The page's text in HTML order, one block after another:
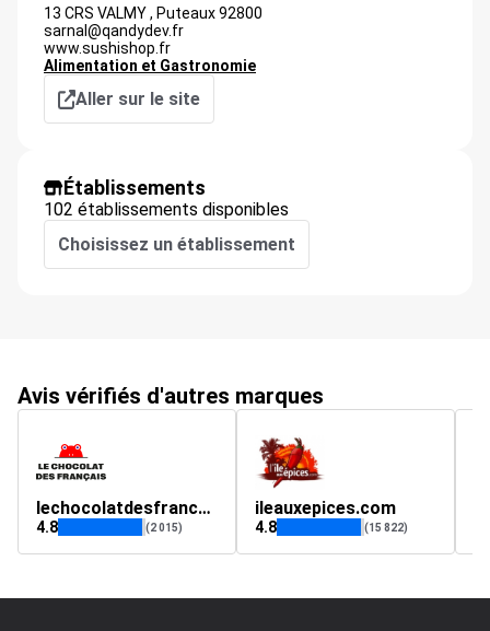
13 CRS VALMY , Puteaux92800
sarnal@qandydev.fr
www.sushishop.fr
Alimentation et Gastronomie
Aller sur le site
Établissements
102 établissements disponibles
Choisissez un établissement
Avis vérifiés d'autres marques
lechocolatdesfrancais.fr
4.8 (2 015)
ileauxepices.com
4.8 (15 822)